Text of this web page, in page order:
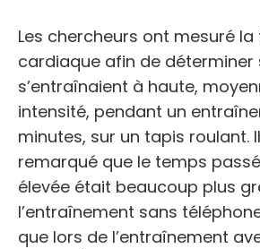
Les chercheurs ont mesuré
cardiaque afin de déterminer
s’entraînaient à haute,
intensité, pendant un
minutes, sur un tapis roulant.
remarqué que le temps
élevée était beaucoup plus
l’entraînement sans
que lors de l’entraînement